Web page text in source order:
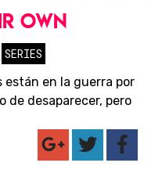
OWN
SERIES
están en la guerra por
de desaparecer, pero